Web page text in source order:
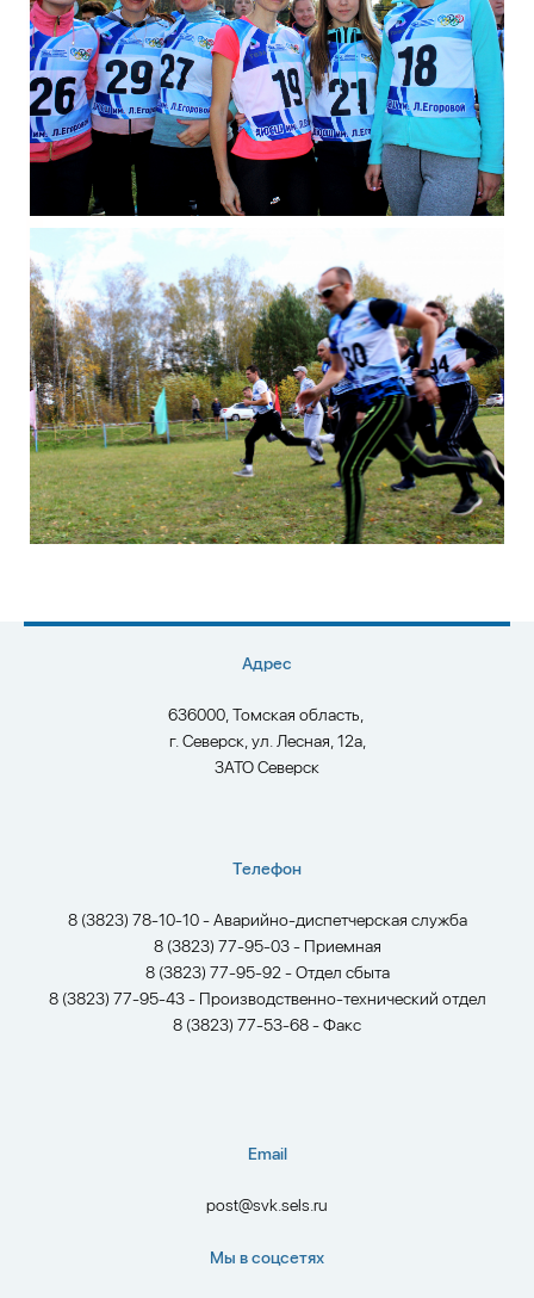
Адрес
636000, Томская область,
г. Северск, ул. Лесная, 12а,
ЗАТО Северск
Телефон
8 (3823) 78-10-10 - Аварийно-диспетчерская служба
8 (3823) 77-95-03 - Приемная
8 (3823) 77-95-92 - Отдел сбыта
8 (3823) 77-95-43 - Производственно-технический отдел
8 (3823) 77-53-68 - Факс
Email
post@svk.sels.ru
Мы в соцсетях